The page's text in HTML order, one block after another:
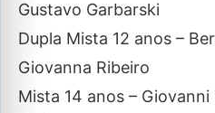
Gustavo Garbarski
Dupla Mista 12 anos –
Giovanna Ribeiro
Mista 14 anos –